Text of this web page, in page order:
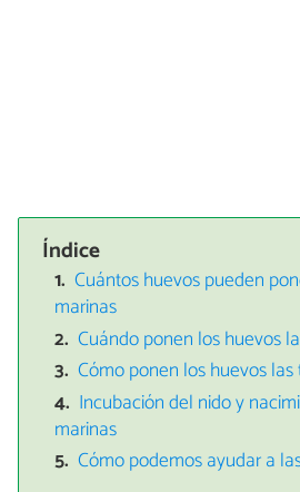
Índice
Cuántos huevos pueden
marinas
Cuándo ponen los huevos
Cómo ponen los huevos
Incubación del nido y
marinas
Cómo podemos ayudar a